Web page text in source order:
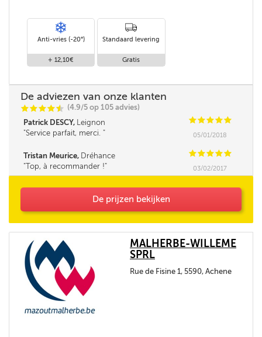
Anti-vries (-20°)
+ 12,10€
Standaard levering
Gratis
De adviezen van onze klanten
CCCCi
@ (4.9/5 op 105 advies)
Patrick DESCY, Leignon CCCCC
Service parfait, merci.
05/01/2018
Tristan Meurice, Dréhance CCCCC
Top, à recommander !
03/02/2017
De prijzen bekijken
MALHERBE-WILLEME
SPRL
Rue de Fisine 1, 5590, Achene